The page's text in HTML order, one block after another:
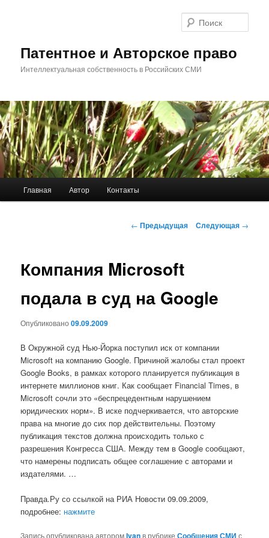
Патентное и Авторское право
Интеллектуальная собственность в Российских СМИ
Главная Автор Контакты
Навигация
← Предыдущая Следующая →
Компания Microsoft
подала в суд на Google
Опубликовано09.09.2009
В Окружной суд Нью-Йорка поступил иск от компании
Microsoft на компанию Google. Причиной жалобы стал проект
Google Books, в рамках которого планируется публикация в
интернете миллионов книг. Как сообщает Financial Times, в
Microsoft сочли это «беспрецедентным нарушением
юридических норм». В иске подчеркивается, что авторские
права на многие до сих пор действительны. Поэтому
публикация текстов должна происходить только с
разрешения Конгресса США. Между тем в Google сообщают,
что намерены подписать общее соглашение с авторами и
издателями. …
Правда.Ру со ссылкой на РИА Новости 09.09.2009,
подробнее: нажмите
Запись опубликована авторомIvanв рубрикеСообщения СМИ с